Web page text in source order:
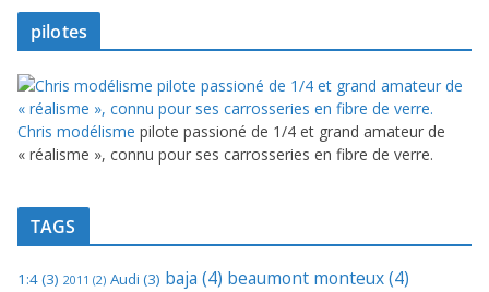
pilotes
Chris modélisme pilote passioné de 1/4 et grand amateur de
« réalisme », connu pour ses carrosseries en fibre de verre.
TAGS
1:4(3) 2011 (2) Audi (3) baja (4) beaumont monteux(4)